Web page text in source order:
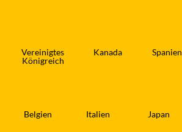
Vereinigtes
Königreich
Kanada Spanien
Belgien Italien Japan